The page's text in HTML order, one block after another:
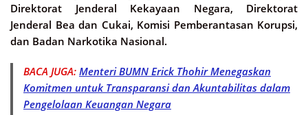
Direktorat Jenderal Kekayaan Negara, Direktorat
Jenderal Bea dan Cukai, Komisi Pemberantasan Korupsi,
dan Badan Narkotika Nasional.
BACA JUGA: Menteri BUMN Erick Thohir Menegaskan
Komitmen untuk Transparansi dan Akuntabilitas dalam
Pengelolaan Keuangan Negara